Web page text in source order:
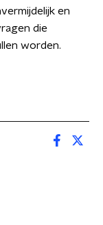
en
die
worden.